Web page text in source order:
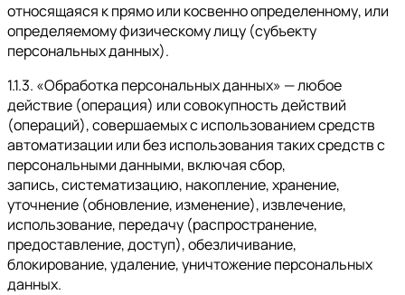
относящаяся к прямо или косвенно определенному, или
определяемому физическому лицу (субъекту
персональных данных).
1.1.3. «Обработка персональных данных» — любое
действие (операция) или совокупность действий
(операций), совершаемых с использованием средств
автоматизации или без использования таких средств с
персональными данными, включая сбор,
запись, систематизацию, накопление, хранение,
уточнение (обновление, изменение), извлечение,
использование, передачу (распространение,
предоставление, доступ), обезличивание,
блокирование, удаление, уничтожение персональных
данных.